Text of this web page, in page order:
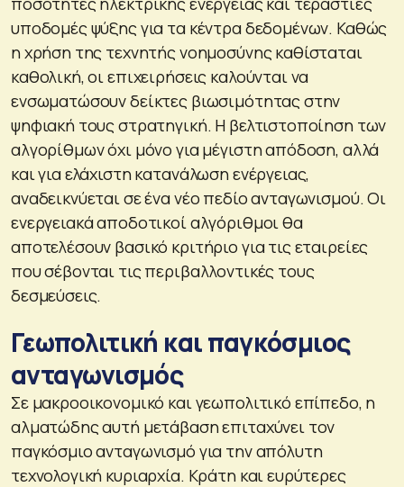
υποδομές ψύξης για τα κέντρα δεδομένων. Καθώς
η χρήση της τεχνητής νοημοσύνης καθίσταται
καθολική, οι επιχειρήσεις καλούνται να
ενσωματώσουν δείκτες βιωσιμότητας στην
ψηφιακή τους στρατηγική. Η βελτιστοποίηση των
αλγορίθμων όχι μόνο για μέγιστη απόδοση, αλλά
και για ελάχιστη κατανάλωση ενέργειας,
αναδεικνύεται σε ένα νέο πεδίο ανταγωνισμού. Οι
ενεργειακά αποδοτικοί αλγόριθμοι θα
αποτελέσουν βασικό κριτήριο για τις εταιρείες
που σέβονται τις περιβαλλοντικές τους
δεσμεύσεις.
Γεωπολιτική και παγκόσμιος
ανταγωνισμός
Σε μακροοικονομικό και γεωπολιτικό επίπεδο, η
αλματώδης αυτή μετάβαση επιταχύνει τον
παγκόσμιο ανταγωνισμό για την απόλυτη
τεχνολογική κυριαρχία. Κράτη και ευρύτερες